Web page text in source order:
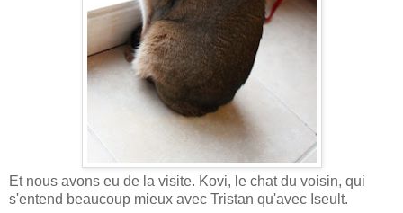
Et nous avons eu de la visite. Kovi, le chat du voisin, qui
s'entend beaucoup mieux avec Tristan qu'avec Iseult.